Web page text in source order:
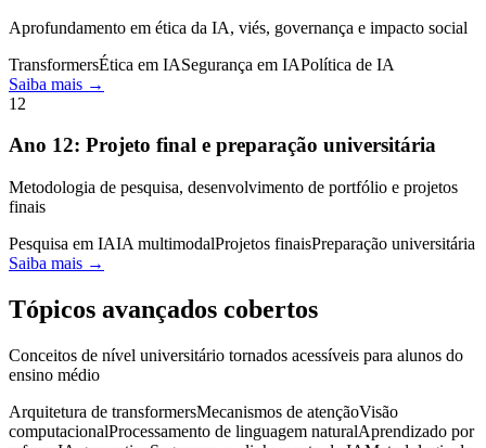
Aprofundamento em ética da IA, viés, governança e impacto social
TransformersÉtica em IASegurança em IAPolítica de IA
Saiba mais →
12
Ano 12: Projeto final e preparação universitária
Metodologia de pesquisa, desenvolvimento de portfólio e projetos
finais
Pesquisa em IAIA multimodalProjetos finaisPreparação universitária
Saiba mais →
Tópicos avançados cobertos
Conceitos de nível universitário tornados acessíveis para alunos do
ensino médio
Arquitetura de transformersMecanismos de atençãoVisão
computacionalProcessamento de linguagem naturalAprendizado por